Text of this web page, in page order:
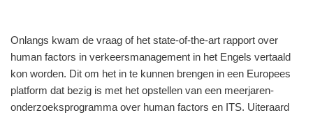
Onlangs kwam de vraag of het state-of-the-art rapport over
human factors in verkeersmanagement in het Engels vertaald
kon worden. Dit om het in te kunnen brengen in een Europees
platform dat bezig is met het opstellen van een meerjaren-
onderzoeksprogramma over human factors en ITS. Uiteraard